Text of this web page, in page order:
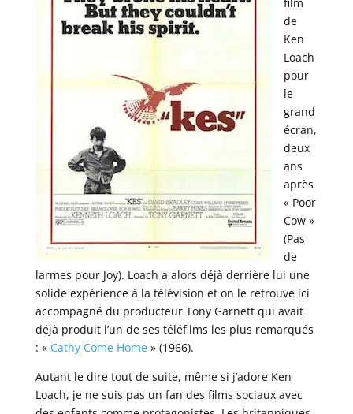
de
Ken
Loach
pour
le
grand
écran,
deux
ans
après
« Poor
Cow »
(Pas
de
larmes pour Joy). Loach a alors déjà derrière lui une
solide expérience à la télévision et on le retrouve ici
accompagné du producteur Tony Garnett qui avait
déjà produit l’un de ses téléfilms les plus remarqués
: « Cathy Come Home» (1966).
Autant le dire tout de suite, même si j’adore Ken
Loach, je ne suis pas un fan des films sociaux avec